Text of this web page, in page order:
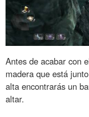
Antes de acabar con
madera que está
alta encontrarás un
altar.